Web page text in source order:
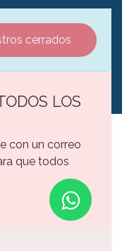
cerrados
LOS
con un correo
que todos